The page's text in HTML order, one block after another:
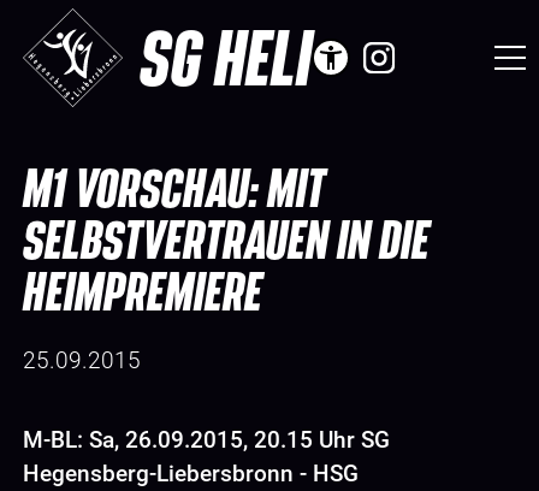
SG HELI
M1 VORSCHAU: MIT
SELBSTVERTRAUEN IN DIE
HEIMPREMIERE
25.09.2015
M-BL: Sa, 26.09.2015, 20.15 Uhr SG
Hegensberg-Liebersbronn - HSG